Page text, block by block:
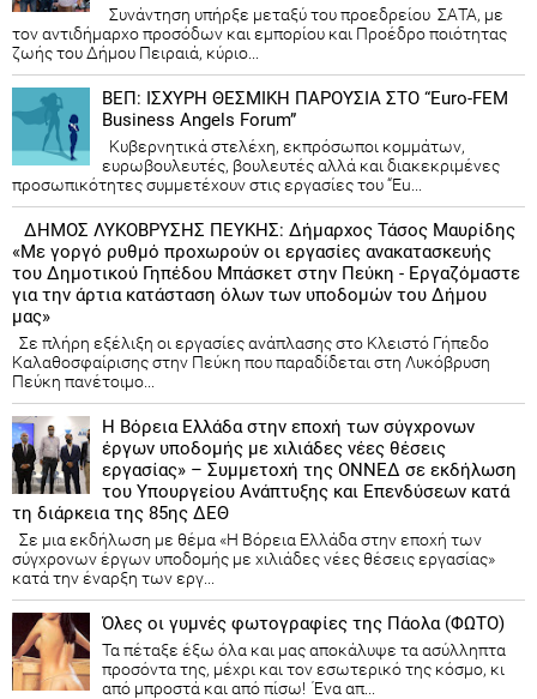
Συνάντηση υπήρξε μεταξύ του προεδρείου ΣΑΤΑ, με
τον αντιδήμαρχο προσόδων και εμπορίου και Προέδρο ποιότητας
ζωής του Δήμου Πειραιά, κύριο...
ΒΕΠ: ΙΣΧΥΡΗ ΘΕΣΜΙΚΗ ΠΑΡΟΥΣΙΑ ΣΤΟ “Euro-FEM
Business Angels Forum”
Κυβερνητικά στελέχη, εκπρόσωποι κομμάτων,
ευρωβουλευτές, βουλευτές αλλά και διακεκριμένες
προσωπικότητες συμμετέχουν στις εργασίες του “Eu...
ΔΗΜΟΣ ΛΥΚΟΒΡΥΣΗΣ ΠΕΥΚΗΣ: Δήμαρχος Τάσος Μαυρίδης
«Με γοργό ρυθμό προχωρούν οι εργασίες ανακατασκευής
του Δημοτικού Γηπέδου Μπάσκετ στην Πεύκη - Εργαζόμαστε
για την άρτια κατάσταση όλων των υποδομών του Δήμου
μας»
Σε πλήρη εξέλιξη οι εργασίες ανάπλασης στο Κλειστό Γήπεδο
Καλαθοσφαίρισης στην Πεύκη που παραδίδεται στη Λυκόβρυση
Πεύκη πανέτοιμο...
Η Βόρεια Ελλάδα στην εποχή των σύγχρονων
έργων υποδομής με χιλιάδες νέες θέσεις
εργασίας» – Συμμετοχή της ΟΝΝΕΔ σε εκδήλωση
του Υπουργείου Ανάπτυξης και Επενδύσεων κατά
τη διάρκεια της 85ης ΔΕΘ
Σε μια εκδήλωση με θέμα «Η Βόρεια Ελλάδα στην εποχή των
σύγχρονων έργων υποδομής με χιλιάδες νέες θέσεις εργασίας»
κατά την έναρξη των εργ...
Όλες οι γυμνές φωτογραφίες της Πάολα (ΦΩΤΟ)
Τα πέταξε έξω όλα και μας αποκάλυψε τα ασύλληπτα
προσόντα της, μέχρι και τον εσωτερικό της κόσμο, κι
από μπροστά και από πίσω! Ένα απ...